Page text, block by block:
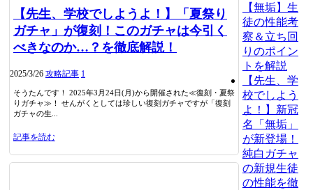
【先生、学校でしようよ！】「夏祭り
ガチャ」が復刻！このガチャは今引く
べきなのか…？を徹底解説！
2025/3/26 攻略記事 1
そうたんです！ 2025年3月24日(月)から開催された≪復刻・夏祭
りガチャ≫！ せんがくとしては珍しい復刻ガチャですが「復刻
ガチャの生...
記事を読む
【無垢】生
徒の性能考
察＆立ち回
りのポイン
トを解説
【先生、学
校でしよう
よ！】新冠
名「無垢」
が新登場！
純白ガチャ
の新規生徒
の性能を徹